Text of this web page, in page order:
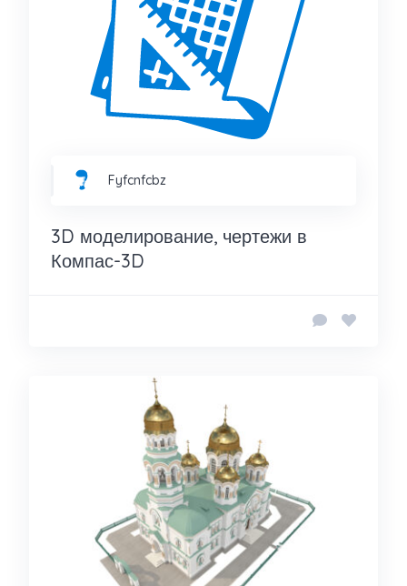
Fyfcnfcbz
3D моделирование, чертежи в
Компас-3D